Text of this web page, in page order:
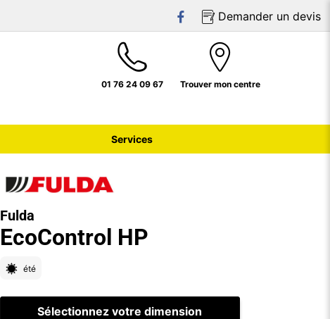
Demander un devis
01 76 24 09 67 Trouver mon centre
Services
Fulda
EcoControl HP
été
Sélectionnez votre dimension